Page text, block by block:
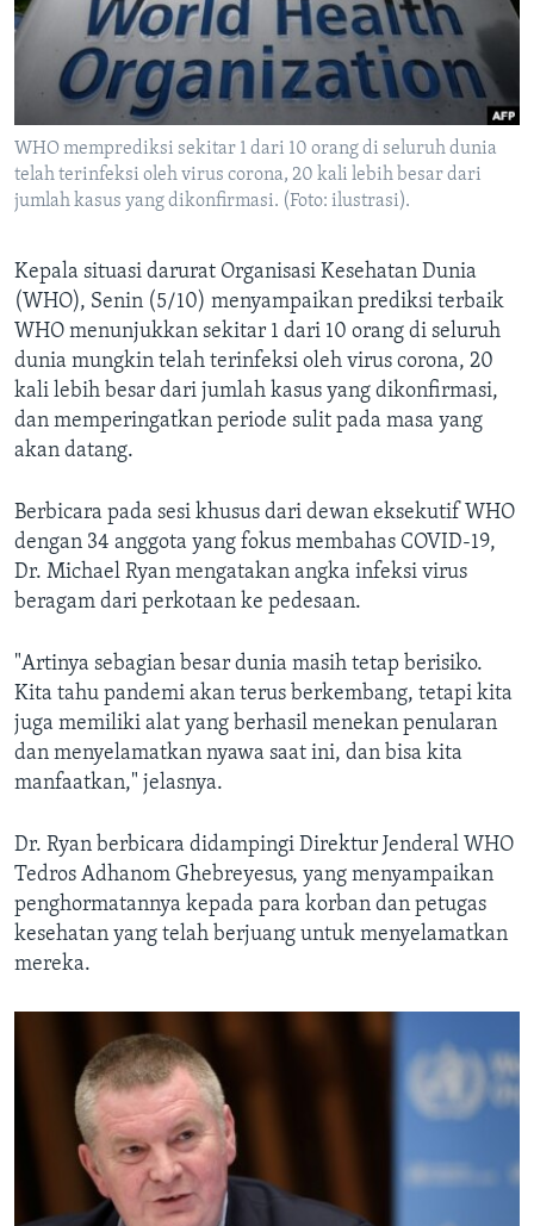
WHO memprediksi sekitar 1 dari 10 orang di seluruh dunia
telah terinfeksi oleh virus corona, 20 kali lebih besar dari
jumlah kasus yang dikonfirmasi. (Foto: ilustrasi).
Kepala situasi darurat Organisasi Kesehatan Dunia
(WHO), Senin (5/10) menyampaikan prediksi terbaik
WHO menunjukkan sekitar 1 dari 10 orang di seluruh
dunia mungkin telah terinfeksi oleh virus corona, 20
kali lebih besar dari jumlah kasus yang dikonfirmasi,
dan memperingatkan periode sulit pada masa yang
akan datang.
Berbicara pada sesi khusus dari dewan eksekutif WHO
dengan 34 anggota yang fokus membahas COVID-19,
Dr. Michael Ryan mengatakan angka infeksi virus
beragam dari perkotaan ke pedesaan.
"Artinya sebagian besar dunia masih tetap berisiko.
Kita tahu pandemi akan terus berkembang, tetapi kita
juga memiliki alat yang berhasil menekan penularan
dan menyelamatkan nyawa saat ini, dan bisa kita
manfaatkan," jelasnya.
Dr. Ryan berbicara didampingi Direktur Jenderal WHO
Tedros Adhanom Ghebreyesus, yang menyampaikan
penghormatannya kepada para korban dan petugas
kesehatan yang telah berjuang untuk menyelamatkan
mereka.